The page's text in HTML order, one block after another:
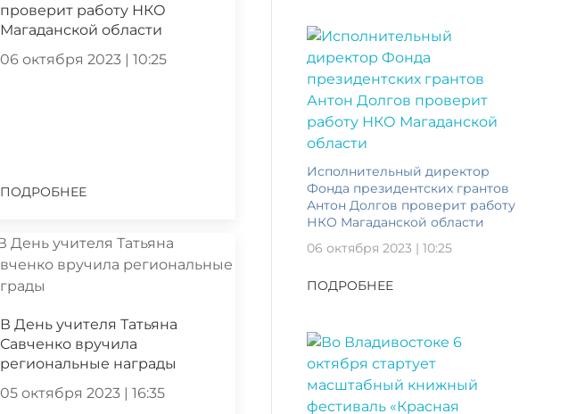
проверит работу НКО
Магаданской области
06 октября 2023 | 10:25
ПОДРОБНЕЕ
В День учителя Татьяна
Савченко вручила
региональные награды
05 октября 2023 | 16:35
Исполнительный директор
Фонда президентских грантов
Антон Долгов проверит работу
НКО Магаданской области
06 октября 2023 | 10:25
ПОДРОБНЕЕ